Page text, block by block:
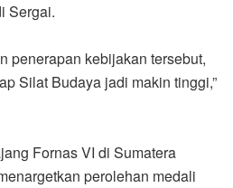
Sergai.
penerapan kebijakan tersebut,
Silat Budaya jadi makin tinggi,”
Fornas VI di Sumatera
perolehan medali